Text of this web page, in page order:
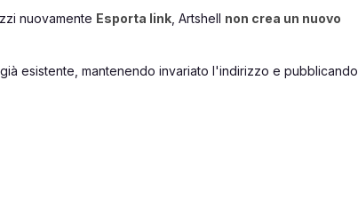
nuovamente Esporta link, Artshell non crea un nuovo
esistente, mantenendo invariato l'indirizzo e pubblicando